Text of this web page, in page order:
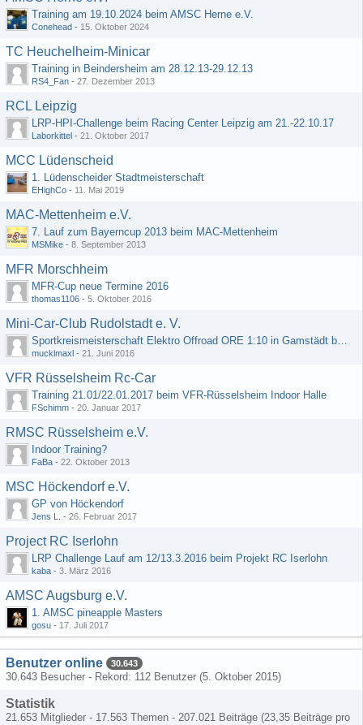
Training am 19.10.2024 beim AMSC Herne e.V.
Conehead - 15. Oktober 2024
TC Heuchelheim-Minicar
Training in Beindersheim am 28.12.13-29.12.13
RS4_Fan - 27. Dezember 2013
RCL Leipzig
LRP-HPI-Challenge beim Racing Center Leipzig am 21.-22.10.17
Laborkittel - 21. Oktober 2017
MCC Lüdenscheid
1. Lüdenscheider Stadtmeisterschaft
EHighCo - 11. Mai 2019
MAC-Mettenheim e.V.
7. Lauf zum Bayerncup 2013 beim MAC-Mettenheim
MSMike - 8. September 2013
MFR Morschheim
MFR-Cup neue Termine 2016
thomas1106 - 5. Oktober 2016
Mini-Car-Club Rudolstadt e. V.
Sportkreismeisterschaft Elektro Offroad ORE 1:10 in Gamstädt bei Erfurt, Outdoor mit Indoor Ausweichmöglichkeit!!!
mucklmaxl - 21. Juni 2016
VFR Rüsselsheim Rc-Car
Training 21.01/22.01.2017 beim VFR-Rüsselsheim Indoor Halle
FSchimm - 20. Januar 2017
RMSC Rüsselsheim e.V.
Indoor Training?
FaBa - 22. Oktober 2013
MSC Höckendorf e.V.
GP von Höckendorf
Jens L. - 26. Februar 2017
Project RC Iserlohn
LRP Challenge Lauf am 12/13.3.2016 beim Projekt RC Iserlohn
kaba - 3. März 2016
AMSC Augsburg e.V.
1. AMSC pineapple Masters
gosu - 17. Juli 2017
Benutzer online 30.643
30.643 Besucher - Rekord: 112 Benutzer (5. Oktober 2015)
Statistik
21.653 Mitglieder - 17.563 Themen - 207.021 Beiträge (23,35 Beiträge pro